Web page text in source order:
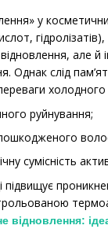
у
але й
Однак слід
холодного
руйнування;
сумісність
підвищує
відновлення: